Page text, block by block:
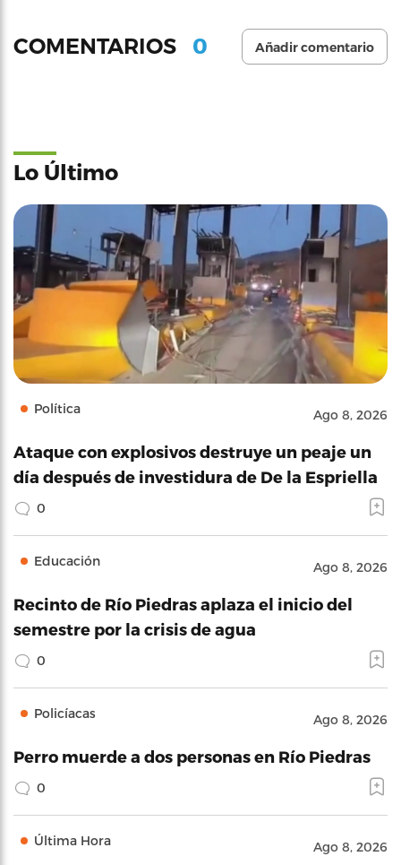
COMENTARIOS 0 Añadir comentario
Lo Último
Política Ago 8, 2026
Ataque con explosivos destruye un peaje un
día después de investidura de De la Espriella
0
Educación Ago 8, 2026
Recinto de Río Piedras aplaza el inicio del
semestre por la crisis de agua
0
Policíacas Ago 8, 2026
Perro muerde a dos personas en Río Piedras
0
Última Hora Ago 8, 2026